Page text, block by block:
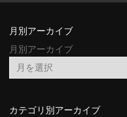
月別アーカイブ
月別アーカイブ
カテゴリ別アーカイブ